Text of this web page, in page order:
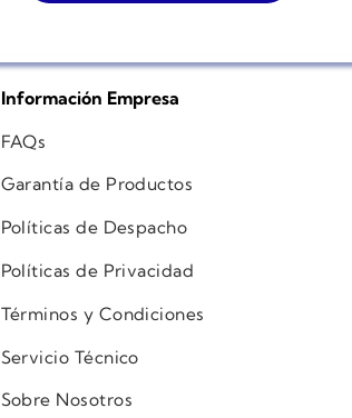
Información Empresa
FAQs
Garantía de Productos
Políticas de Despacho
Políticas de Privacidad
Términos y Condiciones
Servicio Técnico
Sobre Nosotros